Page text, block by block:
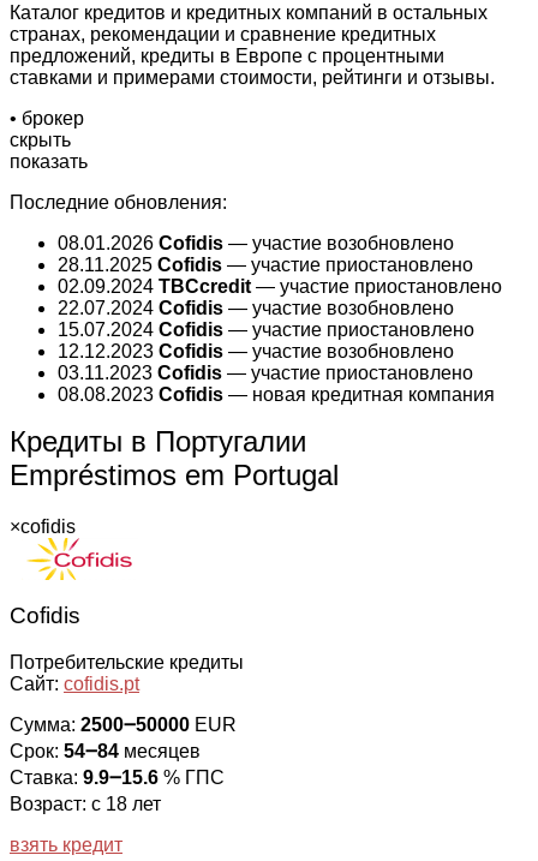
Каталог кредитов и кредитных компаний в остальных
странах, рекомендации и сравнение кредитных
предложений, кредиты в Европе с процентными
ставками и примерами стоимости, рейтинги и отзывы.
• брокер
скрыть
показать
Последние обновления:
08.01.2026 Cofidis — участие возобновлено
28.11.2025 Cofidis — участие приостановлено
02.09.2024 TBCcredit — участие приостановлено
22.07.2024 Cofidis — участие возобновлено
15.07.2024 Cofidis — участие приостановлено
12.12.2023 Cofidis — участие возобновлено
03.11.2023 Cofidis — участие приостановлено
08.08.2023 Cofidis — новая кредитная компания
Кредиты в Португалии
Empréstimos em Portugal
×cofidis
Cofidis
Потребительские кредиты
Сайт: cofidis.pt
Сумма: 2500౼50000 EUR
Срок: 54౼84 месяцев
Ставка: 9.9౼15.6 % ГПС
Возраст: с 18 лет
взять кредит